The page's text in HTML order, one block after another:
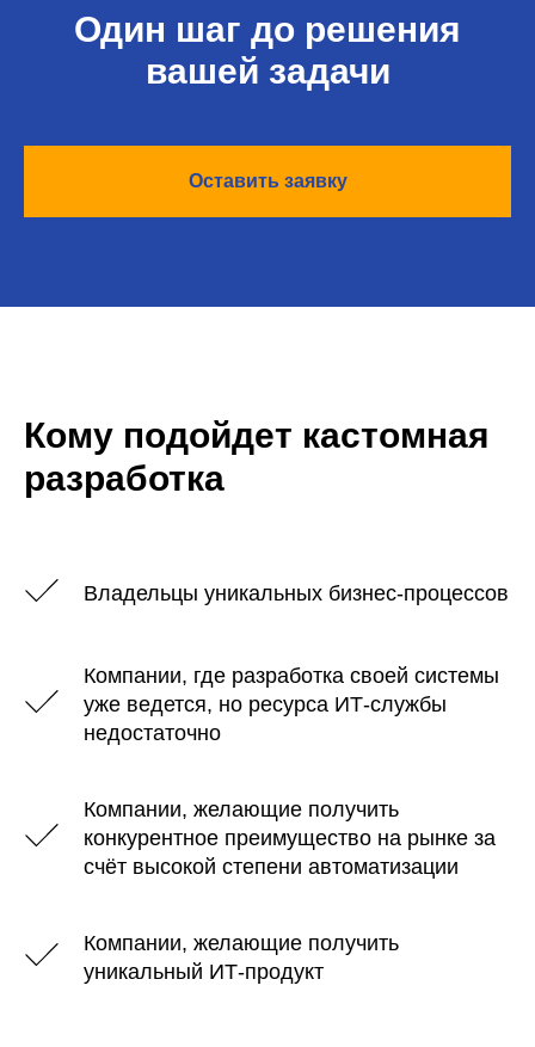
Один шаг до решения
вашей задачи
Оставить заявку
Кому подойдет кастомная
разработка
Владельцы уникальных бизнес-процессов
Компании, где разработка своей системы
уже ведется, но ресурса ИТ-службы
недостаточно
Компании, желающие получить
конкурентное преимущество на рынке за
счёт высокой степени автоматизации
Компании, желающие получить
уникальный ИТ-продукт